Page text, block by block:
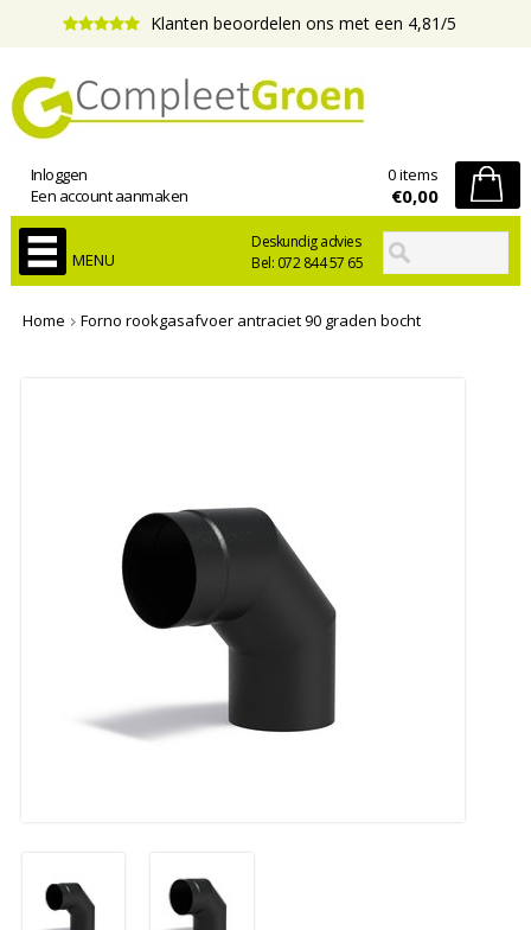
Klanten beoordelen ons met een 4,81/5
Deskundig advies
Bel: 072 844 57 65
Inloggen
Een account aanmaken
0 items
€0,00
MENU
Home Forno rookgasafvoer antraciet 90 graden bocht